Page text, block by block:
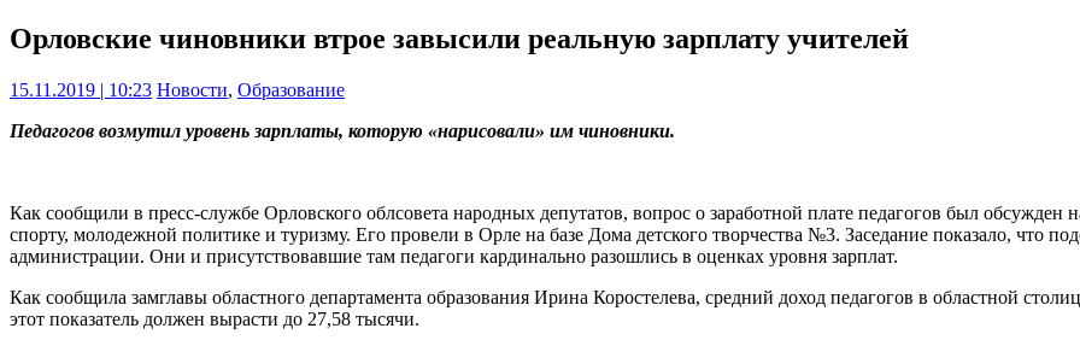
Орловские чиновники втрое завысили реальную зарплату учителей
15.11.2019 | 10:23 Новости, Образование
Педагогов возмутил уровень зарплаты, которую «нарисовали» им чиновники.
Как сообщили в пресс-службе Орловского облсовета народных депутатов, вопрос о заработной плате педагогов был обсужден
спорту, молодежной политике и туризму. Его провели в Орле на базе Дома детского творчества №3. Заседание показало, что
администрации. Они и присутствовавшие там педагоги кардинально разошлись в оценках уровня зарплат.
Как сообщила замглавы областного департамента образования Ирина Коростелева, средний доход педагогов в областной
этот показатель должен вырасти до 27,58 тысячи.